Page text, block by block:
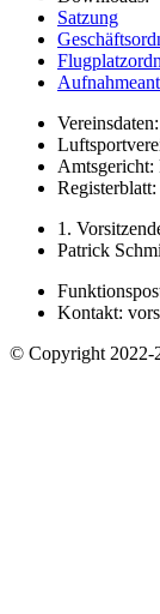
Satzung
Vereinsdaten:
Amtsgericht:
1.
Patrick
Kontakt:
© Copyright 2022-